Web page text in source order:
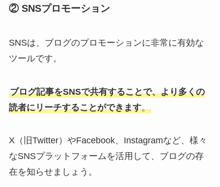
② SNSプロモーション
SNSは、ブログのプロモーションに非常に有効な
ツールです。
ブログ記事をSNSで共有することで、より多くの
読者にリーチすることができます。
X（旧Twitter）やFacebook、Instagramなど、様々
なSNSプラットフォームを活用して、ブログの存
在を知らせましょう。